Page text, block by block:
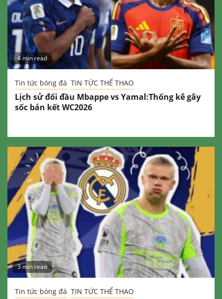
4 min read
Tin tức bóng đá TIN TỨC THỂ THAO
Lịch sử đối đầu Mbappe vs Yamal:Thống kê gây
sốc bán kết WC2026
3 min read
Tin tức bóng đá TIN TỨC THỂ THAO